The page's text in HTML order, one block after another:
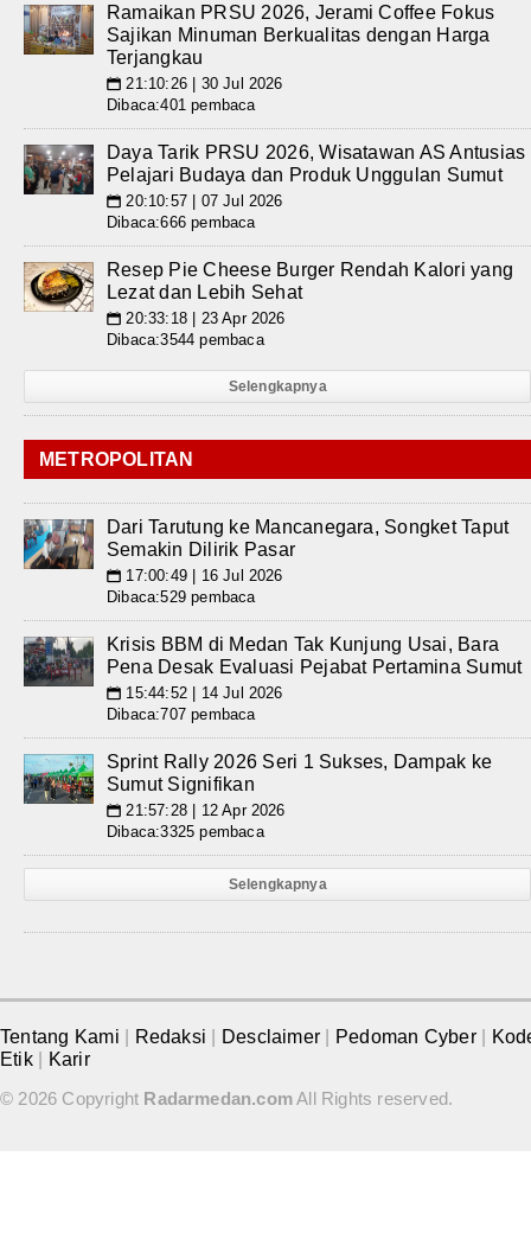
Ramaikan PRSU 2026, Jerami Coffee Fokus
Sajikan Minuman Berkualitas dengan Harga
Terjangkau
📅 21:10:26 | 30 Jul 2026
Dibaca:401 pembaca
Daya Tarik PRSU 2026, Wisatawan AS Antusias
Pelajari Budaya dan Produk Unggulan Sumut
📅 20:10:57 | 07 Jul 2026
Dibaca:666 pembaca
Resep Pie Cheese Burger Rendah Kalori yang
Lezat dan Lebih Sehat
📅 20:33:18 | 23 Apr 2026
Dibaca:3544 pembaca
Selengkapnya
METROPOLITAN
Dari Tarutung ke Mancanegara, Songket Taput
Semakin Dilirik Pasar
📅 17:00:49 | 16 Jul 2026
Dibaca:529 pembaca
Krisis BBM di Medan Tak Kunjung Usai, Bara
Pena Desak Evaluasi Pejabat Pertamina Sumut
📅 15:44:52 | 14 Jul 2026
Dibaca:707 pembaca
Sprint Rally 2026 Seri 1 Sukses, Dampak ke
Sumut Signifikan
📅 21:57:28 | 12 Apr 2026
Dibaca:3325 pembaca
Selengkapnya
Tentang Kami Redaksi Desclaimer Pedoman Cyber
Etik
Karir
© 2026 Copyright Radarmedan.comAll Rights reserved.